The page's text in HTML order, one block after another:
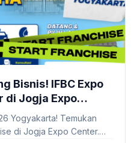
Bisnis! IFBC Expo
di Jogja Expo
Yogyakarta! Temukan
di Jogja Expo Center.